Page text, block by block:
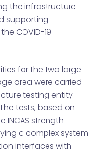
the infrastructure
supporting
COVID-19
for the two large
area were carried
testing entity
tests, based on
INCAS strength
a complex system
interfaces with